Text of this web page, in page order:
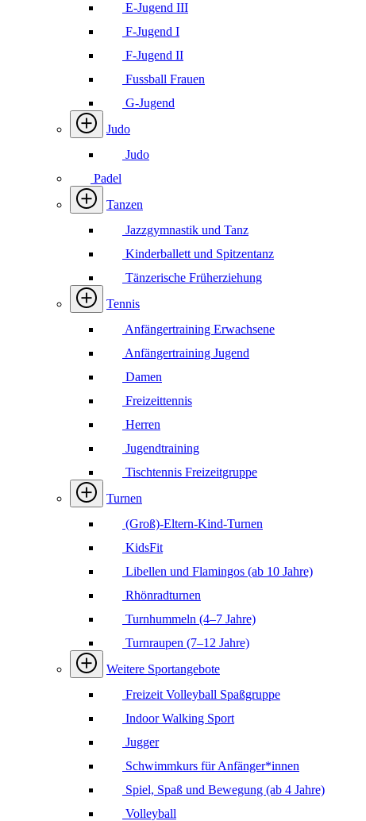
E-Jugend III
F-Jugend I
F-Jugend II
Fussball Frauen
G-Jugend
Judo
Judo
Padel
Tanzen
Jazzgymnastik und Tanz
Kinderballett und Spitzentanz
Tänzerische Früherziehung
Tennis
Anfängertraining Erwachsene
Anfängertraining Jugend
Damen
Freizeittennis
Herren
Jugendtraining
Tischtennis Freizeitgruppe
Turnen
(Groß)-Eltern-Kind-Turnen
KidsFit
Libellen und Flamingos (ab 10 Jahre)
Rhönradturnen
Turnhummeln (4–7 Jahre)
Turnraupen (7–12 Jahre)
Weitere Sportangebote
Freizeit Volleyball Spaßgruppe
Indoor Walking Sport
Jugger
Schwimmkurs für Anfänger*innen
Spiel, Spaß und Bewegung (ab 4 Jahre)
Volleyball